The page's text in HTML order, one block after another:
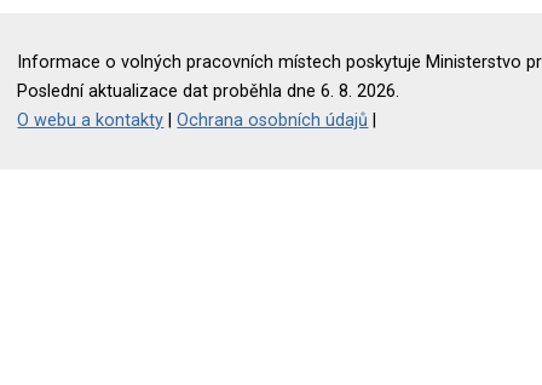
Informace o volných pracovních místech poskytuje Ministerstvo
Poslední aktualizace dat proběhla dne 6. 8. 2026.
O webu a kontakty |Ochrana osobních údajů